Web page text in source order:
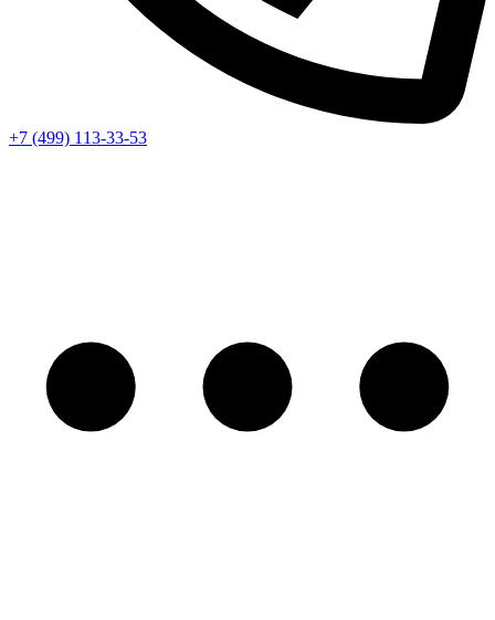
+7 (499) 113-33-53